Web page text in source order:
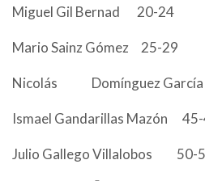
Miguel Gil Bernad 20-24
Mario Sainz Gómez 25-29
Nicolás Domínguez
Ismael Gandarillas Mazón
Julio Gallego Villalobos 50-